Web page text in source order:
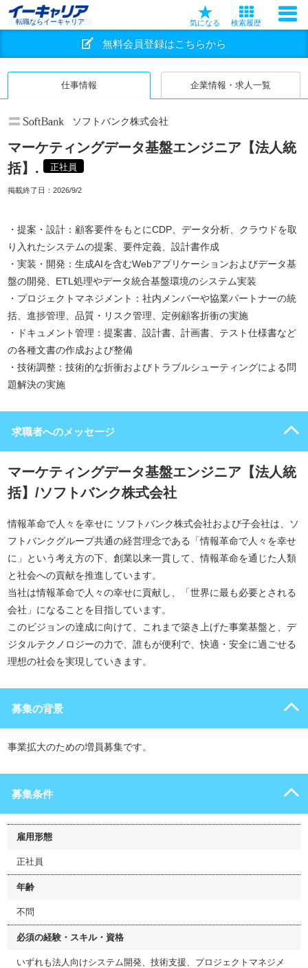
転職ならイーキャリア 気になる 検索履歴
無料会員登録はこちらから
仕事情報 企業情報・求人一覧
ソフトバンク株式会社
マーケティングデータ基盤エンジニア【法人統
括】.
正社員
掲載終了日： 2026/9/2
・提案・設計：顧客要件をもとにCDP、データ分析、クラウドを取
り入れたシステムの提案、要件定義、設計書作成
・実装・開発：生成AIを含むWebアプリケーションおよびデータ基
盤の開発、ETL処理やデータ統合基盤環境のシステム実装
・プロジェクトマネジメント：社内メンバーや協業パートナーの統
括、進捗管理、品質・リスク管理、定例顧客折衝の実施
・ドキュメント管理：提案書、設計書、計画書、テスト仕様書など
の各種文書の作成および整備
・技術調整：技術的な折衝およびトラブルシューティングによる問
題解決の実施
求職者へのメッセージ
マーケティングデータ基盤エンジニア【法人統
括】/ソフトバンク株式会社
情報革命で人々を幸せに ソフトバンク株式会社および子会社は、ソ
フトバンクグループ共通の経営理念である「情報革命で人々を幸せ
に」という考え方の下、創業以来一貫して、情報革命を通じた人類
と社会への貢献を推進しています。
当社は情報革命で人々の幸せに貢献し、「世界に最も必要とされる
会社」になることを目指しています。
このビジョンの達成に向けて、これまで築き上げた事業基盤と、デ
ジタルテクノロジーの力で、誰もが便利で、快適・安全に過ごせる
理想の社会を実現していきます。
募集の背景
事業拡大のための増員募集です。
募集条件
雇用形態
正社員
年齢
不問
必須の経験・スキル・資格
いずれも法人向けシステム開発、技術支援、プロジェクトマネジメ